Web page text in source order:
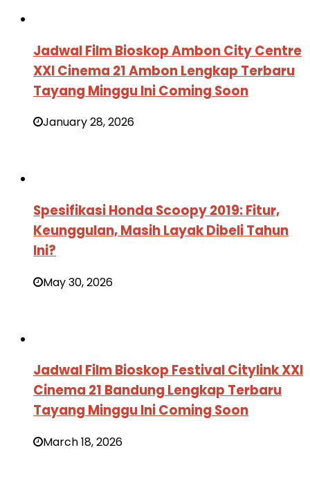
Jadwal Film Bioskop Ambon City Centre
XXI Cinema 21 Ambon Lengkap Terbaru
Tayang Minggu Ini Coming Soon
January 28, 2026
Spesifikasi Honda Scoopy 2019: Fitur,
Keunggulan, Masih Layak Dibeli Tahun
Ini?
May 30, 2026
Jadwal Film Bioskop Festival Citylink XXI
Cinema 21 Bandung Lengkap Terbaru
Tayang Minggu Ini Coming Soon
March 18, 2026